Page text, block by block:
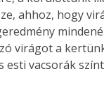
ahhoz, hogy
virágot a
vacsorák